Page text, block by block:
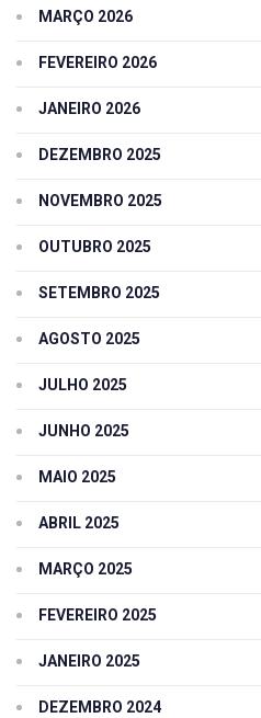
MARÇO 2026
FEVEREIRO 2026
JANEIRO 2026
DEZEMBRO 2025
NOVEMBRO 2025
OUTUBRO 2025
SETEMBRO 2025
AGOSTO 2025
JULHO 2025
JUNHO 2025
MAIO 2025
ABRIL 2025
MARÇO 2025
FEVEREIRO 2025
JANEIRO 2025
DEZEMBRO 2024